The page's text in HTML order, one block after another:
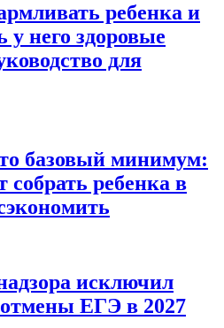
ребенка и
у него здоровые
для
базовый минимум:
собрать ребенка в
исключил
ЕГЭ в 2027